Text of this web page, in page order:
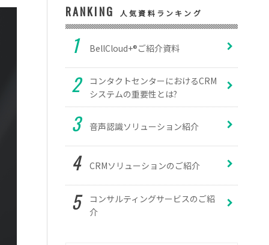
RANKING 人気資料ランキング
BellCloud+®ご紹介資料
コンタクトセンターにおけるCRM
システムの重要性とは?
音声認識ソリューション紹介
CRMソリューションのご紹介
コンサルティングサービスのご紹
介